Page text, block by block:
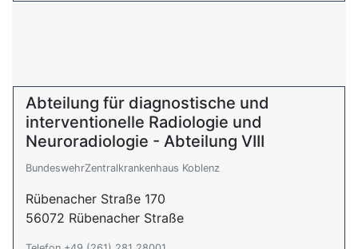
Abteilung für diagnostische und
interventionelle Radiologie und
Neuroradiologie - Abteilung VIII
BundeswehrZentralkrankenhaus Koblenz
Rübenacher Straße 170
56072 Rübenacher Straße